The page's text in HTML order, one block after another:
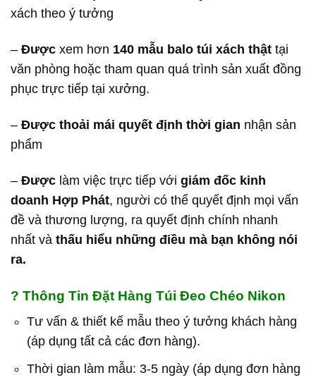
xách theo ý tưởng
– Được xem hơn 140 mẫu balo túi xách thật tại
văn phòng hoặc tham quan quá trình sản xuất đồng
phục trực tiếp tại xưởng.
– Được thoải mái quyết định thời gian nhận sản
phẩm
– Được làm việc trực tiếp với giám đốc kinh
doanh Hợp Phát, người có thể quyết định mọi vấn
đề và thương lượng, ra quyết định chính nhanh
nhất và thấu hiểu những điều mà bạn không nói
ra.
? Thông Tin Đặt Hàng Túi Đeo Chéo Nikon
Tư vấn & thiết kế mẫu theo ý tưởng khách hàng
(áp dụng tất cả các đơn hàng).
Thời gian làm mẫu: 3-5 ngày (áp dụng đơn hàng